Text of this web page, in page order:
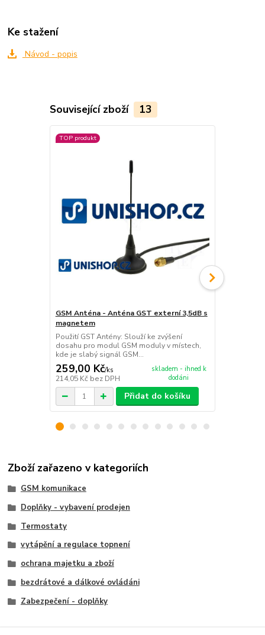
Ke stažení
Návod - popis
Související zboží 13
TOP produkt
GSM Anténa - Anténa GST externí 3,5dB s
magnetem
Použití GST Antény: Slouží ke zvýšení
dosahu pro modul GSM moduly v místech,
kde je slabý signál GSM...
259,00 Kč/ks
214,05 Kč bez DPH
skladem - ihned k
dodáni
Přidat do košíku
Zboží zařazeno v kategoriích
GSM komunikace
Doplňky - vybavení prodejen
Termostaty
vytápění a regulace topnení
ochrana majetku a zboží
bezdrátové a dálkové ovládáni
Zabezpečení - doplňky